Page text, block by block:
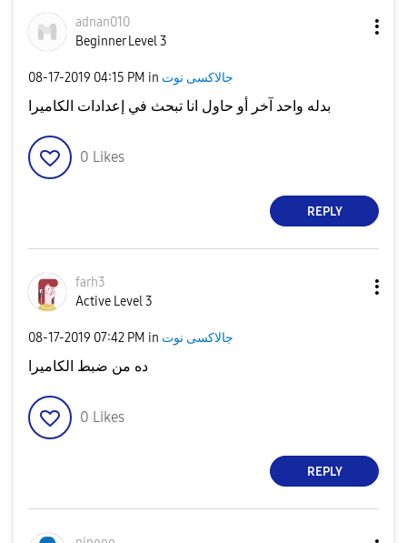
adnan010
Beginner Level 3
‎08-17-2019 04:15 PM in جالاكسى نوت
بدله واحد آخر أو حاول انا تبحث في إعدادات الكاميرا
0 Likes
REPLY
farh3
Active Level 3
‎08-17-2019 07:42 PM in جالاكسى نوت
ده من ضبط الكاميرا
0 Likes
REPLY